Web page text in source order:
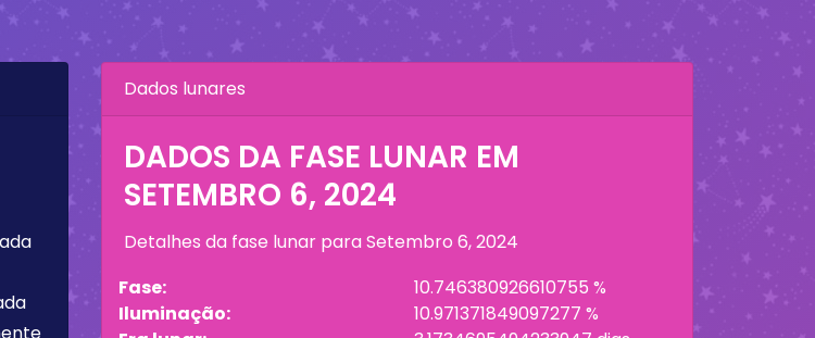
Dados lunares
DADOS DA FASE LUNAR EM
SETEMBRO 6, 2024
Detalhes da fase lunar paraSetembro 6, 2024
Fase:
10.746380926610755 %
Iluminação:
10.971371849097277 %